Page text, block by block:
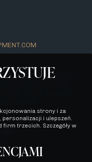
mają jedynie
zaproszenie do
71 K.C. oraz nie
strony i za
i ulepszeń.
firm trzecich. Szczegóły w